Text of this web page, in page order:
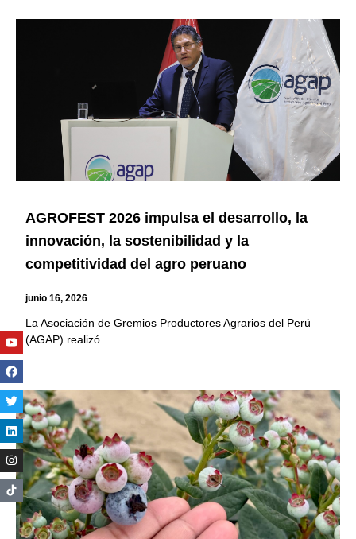
AGROFEST 2026 impulsa el desarrollo, la
innovación, la sostenibilidad y la
competitividad del agro peruano
junio 16, 2026
La Asociación de Gremios Productores Agrarios del Perú
(AGAP) realizó
Youtube
Facebook
Twitter
Linkedin
Instagram